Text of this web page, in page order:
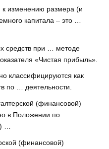
к изменению размера (и
капитала – это …
средств при … методе
«Чистая прибыль».
классифицируются как
по … деятельности.
(финансовой)
в Положении по
…
(финансовой)